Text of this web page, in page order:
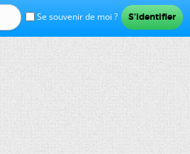
Se souvenir de moi ?